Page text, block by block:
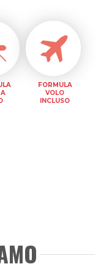
di partenza.
non è mai
FORMULA
VOLO
INCLUSO